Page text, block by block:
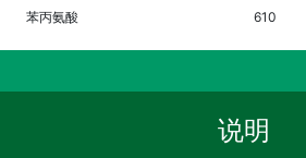
苯丙氨酸 610
说明